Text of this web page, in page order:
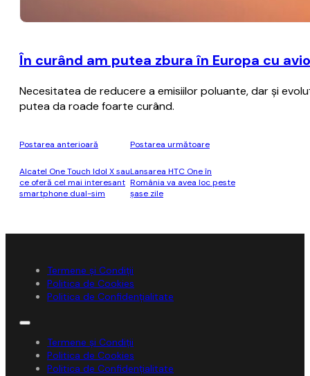
În curând am putea zbura în Europa cu
Necesitatea de reducere a emisiilor poluante, dar şi
putea da roade foarte curând.
Postarea anterioară
Alcatel One Touch Idol X sau
ce oferă cel mai interesant
smartphone dual-sim
Postarea următoare
Lansarea HTC One în
România va avea loc peste
șase zile
Termene și Condiții
Politica de Cookies
Politica de Confidențialitate
Termene și Condiții
Politica de Cookies
Politica de Confidențialitate